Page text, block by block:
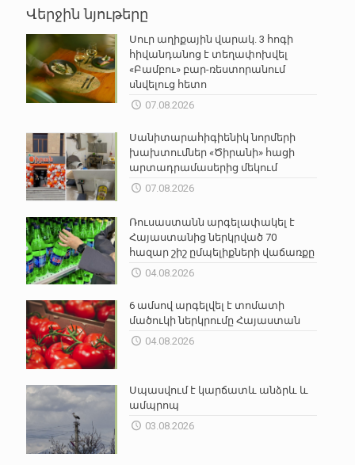
Վերջին նյութերը
Սուր աղիքային վարակ. 3 հոգի
հիվանդանոց է տեղափոխվել
«Բամբու» բար-ռեստորանում
սնվելուց հետո
07.08.2026
Սանիտարահիգիենիկ նորմերի
խախտումներ «Ծիրանի» հացի
արտադրամասերից մեկում
07.08.2026
Ռուսաստանն արգելափակել է
Հայաստանից ներկրված 70
հազար շիշ ըմպելիքների վաճառքը
04.08.2026
6 ամսով արգելվել է տոմատի
մածուկի ներկրումը Հայաստան
04.08.2026
Սպասվում է կարճատև անձրև և
ամպրոպ
03.08.2026